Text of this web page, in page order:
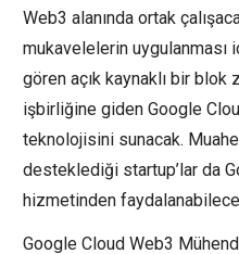
Web3 alanında ortak
mukavelelerin
gören açık kaynaklı bir
işbirliğine giden Google
teknolojisini sunacak.
desteklediği startup’lar da
hizmetinden
Google Cloud Web3